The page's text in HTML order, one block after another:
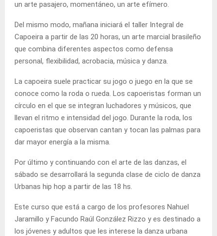
un arte pasajero, momentáneo, un arte efímero.
Del mismo modo, mañana iniciará el taller Integral de
Capoeira a partir de las 20 horas, un arte marcial brasileño
que combina diferentes aspectos como defensa
personal, flexibilidad, acrobacia, música y danza.
La capoeira suele practicar su jogo o juego en la que se
conoce como la roda o rueda. Los capoeristas forman un
círculo en el que se integran luchadores y músicos, que
llevan el ritmo e intensidad del jogo. Durante la roda, los
capoeristas que observan cantan y tocan las palmas para
dar mayor energía a la misma.
Por último y continuando con el arte de las danzas, el
sábado se desarrollará la segunda clase de ciclo de danza
Urbanas hip hop a partir de las 18 hs.
Este curso que está a cargo de los profesores Nahuel
Jaramillo y Facundo Raúl González Rizzo y es destinado a
los jóvenes y adultos que les interese la danza urbana